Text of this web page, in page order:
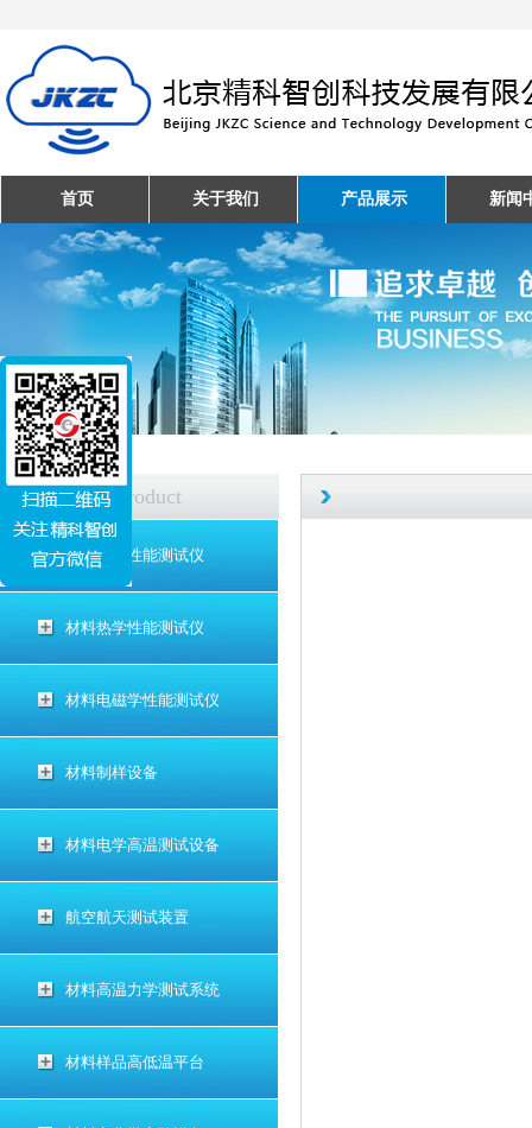
首页 关于我们 产品展示 新闻
产品中心 Product
材料电学性能测试仪
材料热学性能测试仪
材料电磁学性能测试仪
材料制样设备
材料电学高温测试设备
航空航天测试装置
材料高温力学测试系统
材料样品高低温平台